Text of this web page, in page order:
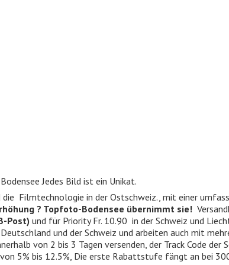
Jedes Bild ist ein Unikat.
Filmtechnologie in der Ostschweiz., mit einer
? Topfoto-Bodensee übernimmt sie!
Post) und für Priority Fr. 10.90 in der Schweiz und
und der Schweiz und arbeiten auch mit
von 2 bis 3 Tagen versenden, der Track Code der
5% bis 12.5%, Die erste Rabattstufe fängt an bei